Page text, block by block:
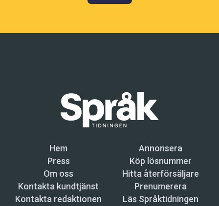
Hem
Annonsera
Press
Köp lösnummer
Om oss
Hitta återförsäljare
Kontakta kundtjänst
Prenumerera
Kontakta redaktionen
Läs Språktidningen